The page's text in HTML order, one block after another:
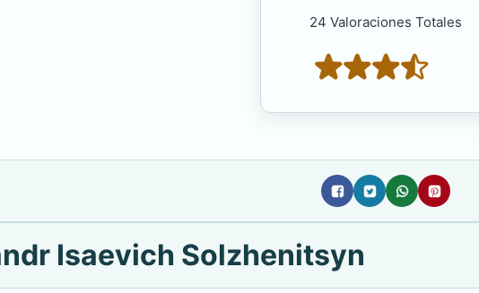
24 Valoraciones Totales
Isaevich Solzhenitsyn